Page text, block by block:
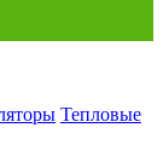
Тепловые